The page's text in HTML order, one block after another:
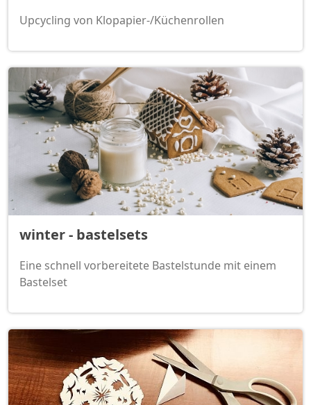
Upcycling von Klopapier-/Küchenrollen
winter - bastelsets
Eine schnell vorbereitete Bastelstunde mit einem
Bastelset